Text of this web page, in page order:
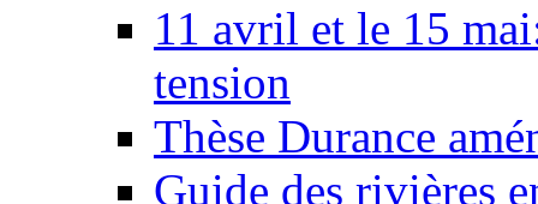
11 avril et le 15
tension
Thèse Durance
Guide des rivières